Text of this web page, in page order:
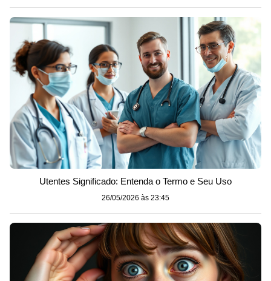
Utentes Significado: Entenda o Termo e Seu Uso
26/05/2026 às 23:45